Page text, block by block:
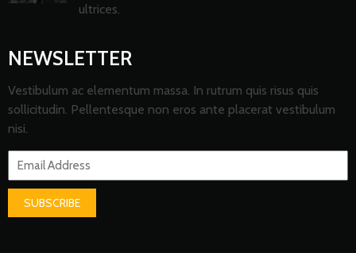
ultrices.
NEWSLETTER
Vestibulum ac elementum massa. In rutrum quis risus quis
sollicitudin. Pellentesque non eros ante placerat vestibulum
nisi.
SUBSCRIBE